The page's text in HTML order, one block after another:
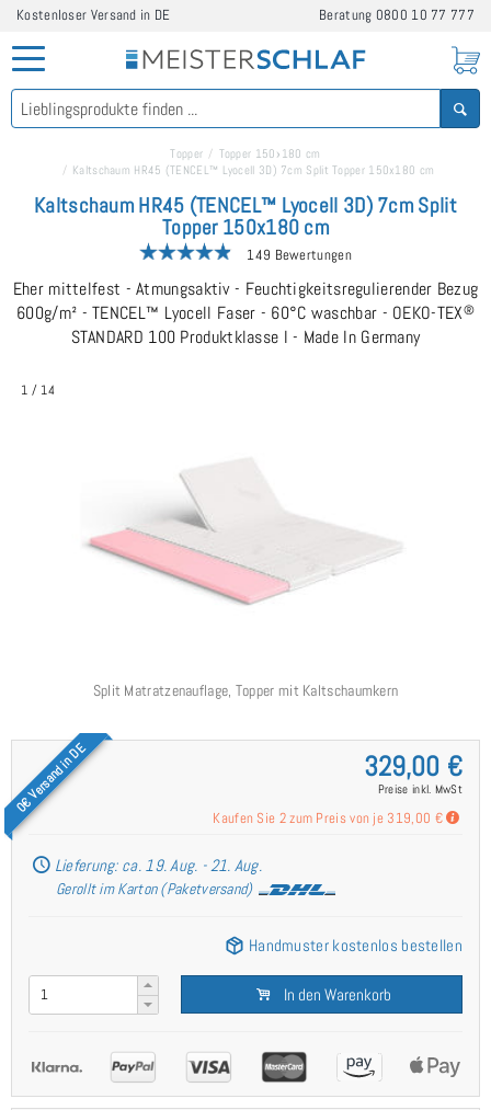
Kostenloser Versand in DE Beratung 0800 10 77 777
Topper
Topper 150x180 cm
Kaltschaum HR45 (TENCEL™ Lyocell 3D) 7cm Split Topper 150x180 cm
Kaltschaum HR45 (TENCEL™ Lyocell 3D) 7cm Split
Topper 150x180 cm
149 Bewertungen
Eher mittelfest - Atmungsaktiv - Feuchtigkeitsregulierender Bezug
600g/m² - TENCEL™ Lyocell Faser - 60°C waschbar - OEKO-TEX®
STANDARD 100 Produktklasse I - Made In Germany
Split Matratzenauflage, Topper mit Kaltschaumkern
1 / 14
0€ Versand in DE 329,00 €
Preise inkl. MwSt
Kaufen Sie 2 zum Preis von je 319,00 €
Lieferung: ca. 19. Aug. - 21. Aug.
Gerollt im Karton (Paketversand)
Handmuster kostenlos bestellen
In den Warenkorb